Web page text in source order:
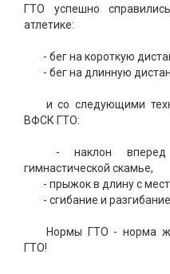
ГТО успешно
атлетике:
- бег на короткую
- бег на длинную
и со следующими
ВФСК ГТО:
- наклон
гимнастической скамье,
- прыжок в длину с
- сгибание и
Нормы ГТО - норма
ГТО!